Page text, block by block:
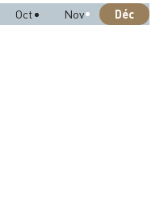
Oct Nov Déc